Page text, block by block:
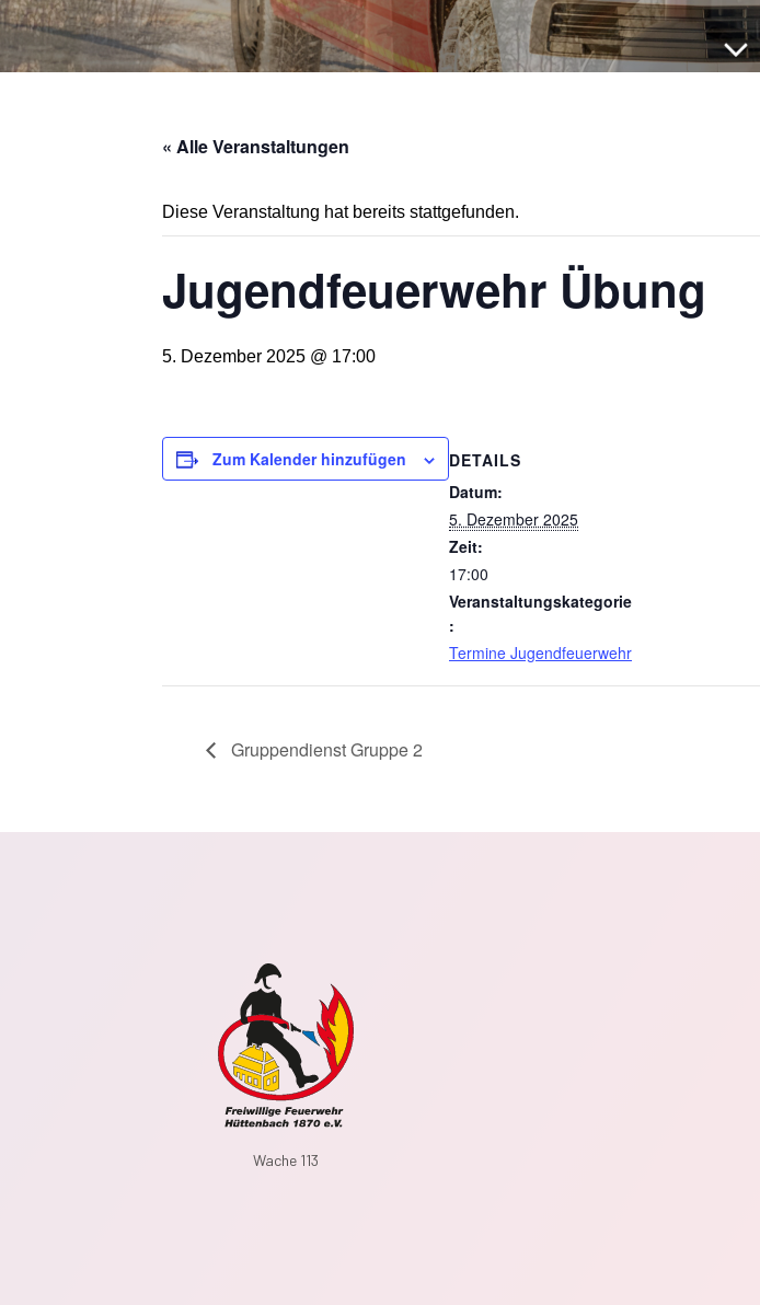
« Alle Veranstaltungen
Diese Veranstaltung hat bereits stattgefunden.
Jugendfeuerwehr Übung
5. Dezember 2025 @ 17:00
Zum Kalender hinzufügen
DETAILS
Datum:
5. Dezember 2025
Zeit:
17:00
Veranstaltungskategorie
:
Termine Jugendfeuerwehr
Gruppendienst Gruppe 2
Wache 113